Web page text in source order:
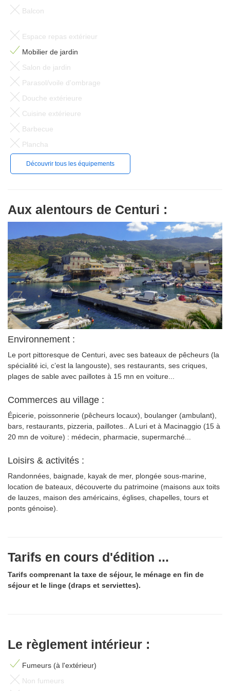
Balcon
Espace repas extérieur
Mobilier de jardin
Salon de jardin
Parasol/voile d'ombrage
Douche extérieure
Cuisine extérieure
Barbecue
Plancha
Découvrir tous les équipements
Aux alentours de Centuri :
Environnement :
Le port pittoresque de Centuri, avec ses bateaux de pêcheurs (la
spécialité ici, c’est la langouste), ses restaurants, ses criques,
plages de sable avec paillotes à 15 mn en voiture...
Commerces au village :
Épicerie, poissonnerie (pêcheurs locaux), boulanger (ambulant),
bars, restaurants, pizzeria, paillotes.. A Luri et à Macinaggio (15 à
20 mn de voiture) : médecin, pharmacie, supermarché...
Loisirs & activités :
Randonnées, baignade, kayak de mer, plongée sous-marine,
location de bateaux, découverte du patrimoine (maisons aux toits
de lauzes, maison des américains, églises, chapelles, tours et
ponts génoise).
Tarifs en cours d'édition ...
Tarifs comprenant la taxe de séjour, le ménage en fin de
séjour et le linge (draps et serviettes).
Le règlement intérieur :
Fumeurs (à l'extérieur)
Non fumeurs